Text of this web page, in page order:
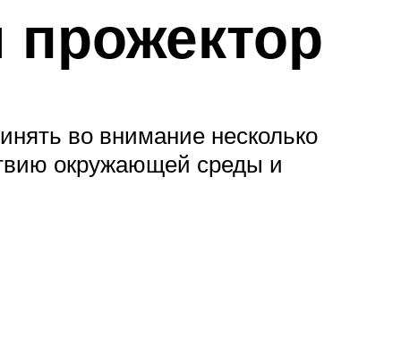
во внимание несколько
окружающей среды и